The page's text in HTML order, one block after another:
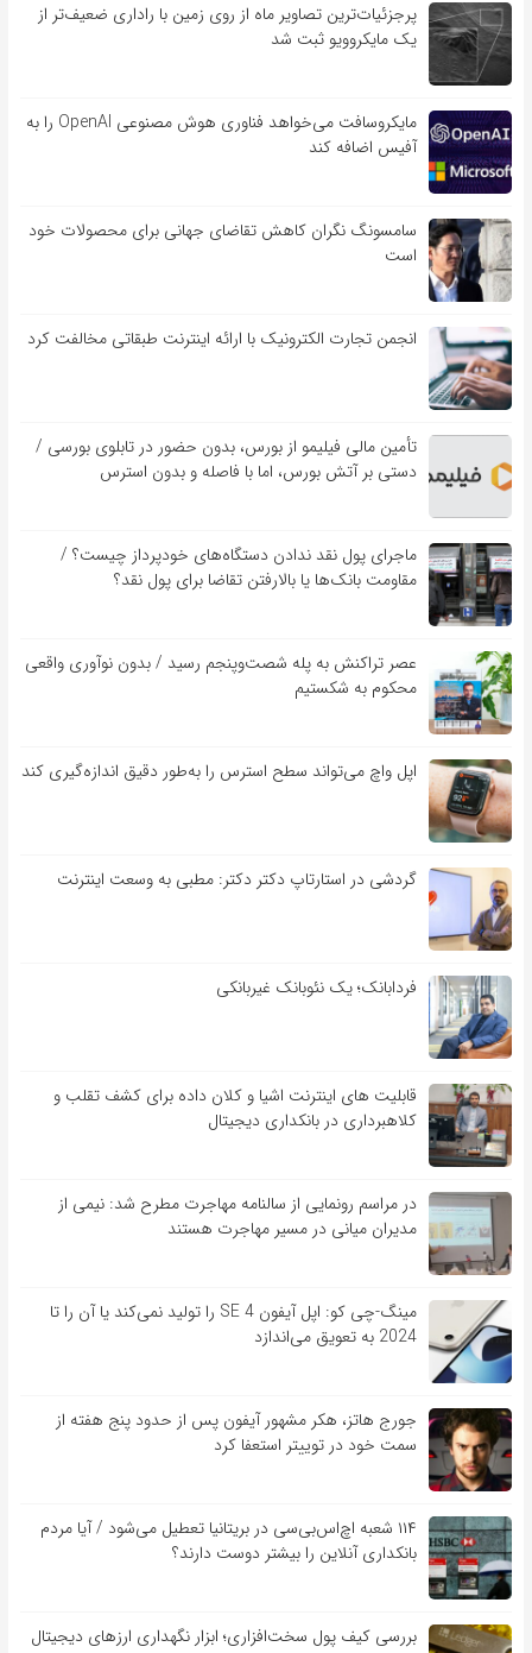
پرجزئیات‌ترین تصاویر ماه از روی زمین با راداری ضعیف‌تر از
یک مایکروویو ثبت شد
مایکروسافت می‌خواهد فناوری هوش مصنوعی OpenAI را به
آفیس اضافه کند
سامسونگ نگران کاهش تقاضای جهانی برای محصولات خود
است
انجمن تجارت الکترونیک با ارائه اینترنت طبقاتی مخالفت کرد
تأمین مالی فیلیمو از بورس، بدون حضور در تابلوی بورسی /
دستی بر آتش بورس، اما با فاصله و بدون استرس
ماجرای پول نقد ندادن دستگاه‌های خودپرداز چیست؟ /
مقاومت بانک‌ها یا بالارفتن تقاضا برای پول نقد؟
عصر تراکنش به پله شصت‌وپنجم رسید / بدون نوآوری واقعی
محکوم به شکستیم
اپل واچ می‌تواند سطح استرس را به‌طور دقیق اندازه‌گیری کند
گردشی در استارتاپ دکتر دکتر: مطبی به وسعت اینترنت
فردابانک؛ یک نئوبانک غیربانکی
قابلیت ‏های اینترنت اشیا و کلان‏ داده برای کشف تقلب و
کلاهبرداری در بانکداری دیجیتال
در مراسم رونمایی از سالنامه مهاجرت مطرح شد: نیمی از
مدیران میانی در مسیر مهاجرت هستند
مینگ-چی کو: اپل آیفون SE 4 را تولید نمی‌کند یا آن را تا
2024 به تعویق می‌اندازد
جورج هاتز، هکر مشهور آیفون پس از حدود پنج هفته از
سمت خود در توییتر استعفا کرد
۱۱۴ شعبه اچ‌اس‌بی‌سی در بریتانیا تعطیل می‌شود / آیا مردم
بانکداری آنلاین را بیشتر دوست دارند؟
بررسی کیف‌ پول سخت‌افزاری؛ ابزار نگهداری ارزهای دیجیتال